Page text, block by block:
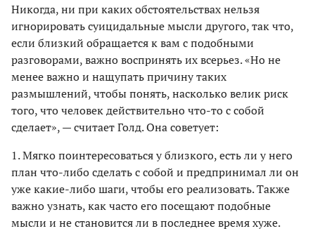
Никогда, ни при каких обстоятельствах нельзя
игнорировать суицидальные мысли другого, так что,
если близкий обращается к вам с подобными
разговорами, важно воспринять их всерьез. «Но не
менее важно и нащупать причину таких
размышлений, чтобы понять, насколько велик риск
того, что человек действительно что-то с собой
сделает», — считает Голд. Она советует:
1. Мягко поинтересоваться у близкого, есть ли у него
план что-либо сделать с собой и предпринимал ли он
уже какие-либо шаги, чтобы его реализовать. Также
важно узнать, как часто его посещают подобные
мысли и не становится ли в последнее время хуже.